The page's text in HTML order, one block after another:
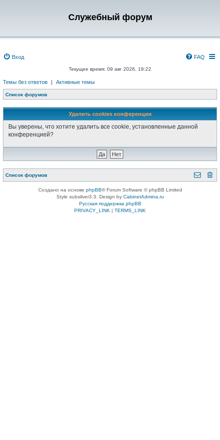
Служебный форум
Вход FAQ
Текущее время: 09 авг 2026, 19:22
Темы без ответов | Активные темы
Список форумов
Удалить cookies конференции
Вы уверены, что хотите удалить все cookie, установленные данной
конференцией?
Список форумов
Создано на основе phpBB® Forum Software © phpBB Limited
Style subsilver3.3. Design by CabinetAdmina.ru
Русская поддержка phpBB
PRIVACY_LINK | TERMS_LINK